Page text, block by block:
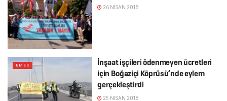
26 NISAN 2018
EMEK
İnşaat işçileri ödenmeyen ücretleri
için Boğaziçi Köprüsü’nde eylem
gerçekleştirdi
25 NISAN 2018